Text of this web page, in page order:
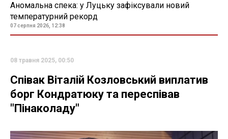
Аномальна спека: у Луцьку зафіксували новий
температурний рекорд
07 серпня 2026, 12:38
08 травня 2025, 00:50
Співак Віталій Козловський виплатив
борг Кондратюку та переспівав
"Пінаколаду"